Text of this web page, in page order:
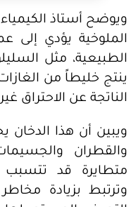
ويوضح أستاذ
الملوخية يؤدي إلى
الطبيعية، مثل
ينتج خليطاً من
الناتجة عن الاحتراق
ويبين أن هذا الدخان
والقطران
متطايرة قد تتسبب
وترتبط بزيادة